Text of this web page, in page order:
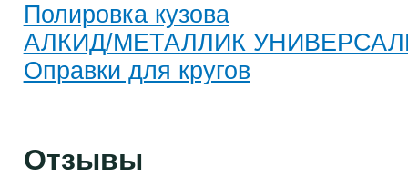
Полировка кузова
АЛКИД/МЕТАЛЛИК
Оправки для кругов
Отзывы